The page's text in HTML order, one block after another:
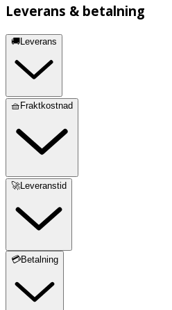
Leverans & betalning
🚚Leverans
🧺Fraktkostnad
🚀Leveranstid
💳Betalning